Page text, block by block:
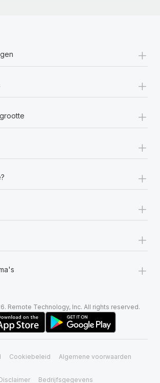
+
+
+
+
+
+
+
+
Remote Technology, Inc. All rights reserved.
Cookiebeleid Algemene voorwaarden
Bedrijfsgegevens